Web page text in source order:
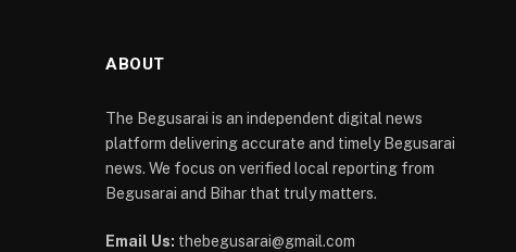
ABOUT
The Begusarai is an independent digital news
platform delivering accurate and timely Begusarai
news. We focus on verified local reporting from
Begusarai and Bihar that truly matters.
Email Us: thebegusarai@gmail.com